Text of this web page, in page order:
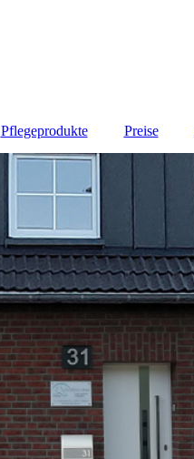
Pflegeprodukte Preise